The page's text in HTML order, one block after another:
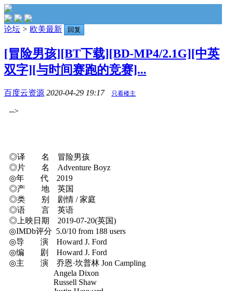
论坛 > 欧美最新 回复
[冒险男孩][BT下载][BD-MP4/2.1G][中英
双字][与时间赛跑的竞赛]...
百度云资源 2020-04-29 19:17 只看楼主
-->
◎译 名 冒险男孩
◎片 名 Adventure Boyz
◎年 代 2019
◎产 地 英国
◎类 别 剧情 / 家庭
◎语 言 英语
◎上映日期 2019-07-20(英国)
◎IMDb评分 5.0/10 from 188 users
◎导 演 Howard J. Ford
◎编 剧 Howard J. Ford
◎主 演 乔恩·坎普林 Jon Campling
Angela Dixon
Russell Shaw